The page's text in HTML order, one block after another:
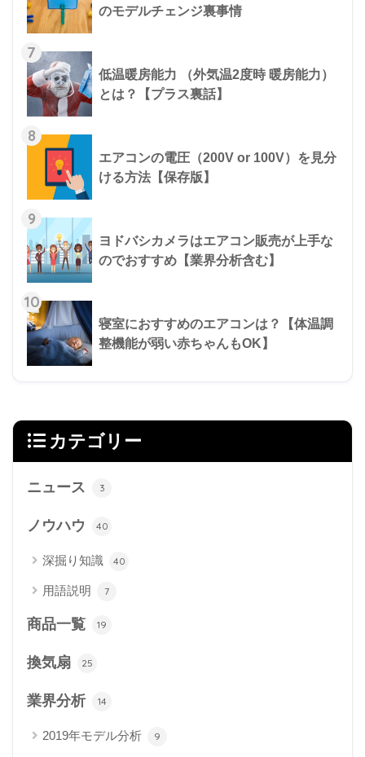
のモデルチェンジ裏事情
7
低温暖房能力 （外気温2度時 暖房能力）
とは？【プラス裏話】
8
エアコンの電圧（200V or 100V）を見分
ける方法【保存版】
9
ヨドバシカメラはエアコン販売が上手な
のでおすすめ【業界分析含む】
10
寝室におすすめのエアコンは？【体温調
整機能が弱い赤ちゃんもOK】
カテゴリー
ニュース 3
ノウハウ 40
深掘り知識 40
用語説明 7
商品一覧 19
換気扇 25
業界分析 14
2019年モデル分析 9